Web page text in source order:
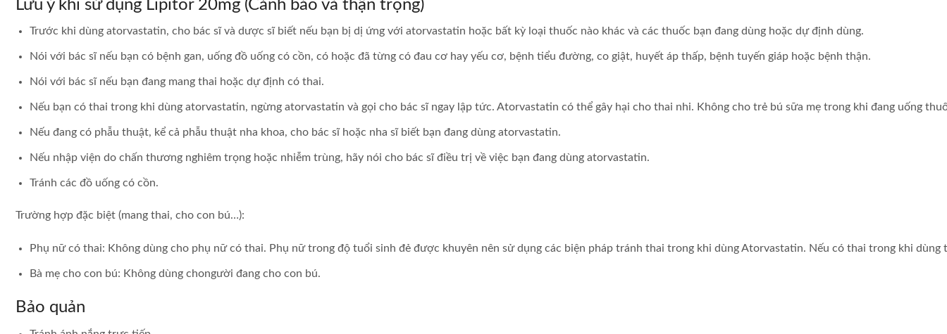
Lưu ý khi sử dụng Lipitor 20mg (Cảnh báo và thận trọng)
Trước khi dùng atorvastatin, cho bác sĩ và dược sĩ biết nếu bạn bị dị ứng với atorvastatin hoặc bất kỳ loại thuốc nào khác và các thuốc bạn đang dùng hoặc dự định dùng.
Nói với bác sĩ nếu bạn có bệnh gan, uống đồ uống có cồn, có hoặc đã từng có đau cơ hay yếu cơ, bệnh tiểu đường, co giật, huyết áp thấp, bệnh tuyến giáp hoặc bệnh thận.
Nói với bác sĩ nếu bạn đang mang thai hoặc dự định có thai.
Nếu bạn có thai trong khi dùng atorvastatin, ngừng atorvastatin và gọi cho bác sĩ ngay lập tức. Atorvastatin có thể gây hại cho thai nhi. Không cho trẻ bú sữa mẹ trong khi đang uống
Nếu đang có phẫu thuật, kể cả phẫu thuật nha khoa, cho bác sĩ hoặc nha sĩ biết bạn đang dùng atorvastatin.
Nếu nhập viện do chấn thương nghiêm trọng hoặc nhiễm trùng, hãy nói cho bác sĩ điều trị về việc bạn đang dùng atorvastatin.
Tránh các đồ uống có cồn.
Trường hợp đặc biệt (mang thai, cho con bú…):
Phụ nữ có thai: Không dùng cho phụ nữ có thai. Phụ nữ trong độ tuổi sinh đẻ được khuyên nên sử dụng các biện pháp tránh thai trong khi dùng Atorvastatin. Nếu có thai trong khi
Bà mẹ cho con bú: Không dùng chongười đang cho con bú.
Bảo quản